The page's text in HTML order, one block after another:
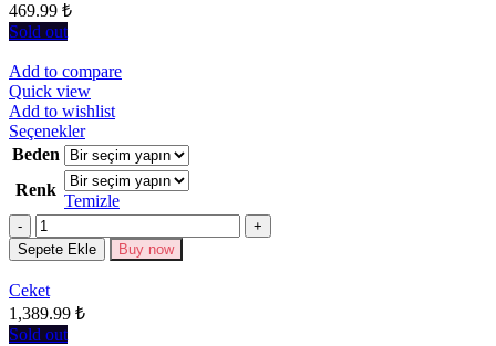
469.99 ₺
Sold out
Add to compare
Quick view
Add to wishlist
SeçeneklerBu
ürünün
birden
fazla
varyasyonu
Seçenekler
seçilebilir
Beden
Renk
Temizle
Miktar
Sepete Ekle Buy now
Ceket
1,389.99 ₺
Sold out